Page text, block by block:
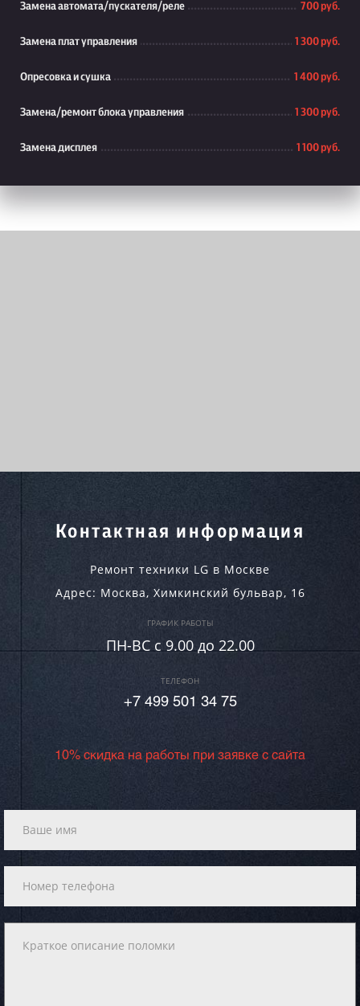
Замена автомата/пускателя/реле 700 руб.
Замена плат управления 1 300 руб.
Опресовка и сушка 1 400 руб.
Замена/ремонт блока управления 1 300 руб.
Замена дисплея 1 100 руб.
Контактная информация
Ремонт техники LG в Москве
Адрес: Москва, Химкинский бульвар, 16
ГРАФИК РАБОТЫ
ПН-ВC c 9.00 до 22.00
ТЕЛЕФОН
+7 499 501 34 75
10% скидка на работы при заявке с сайта